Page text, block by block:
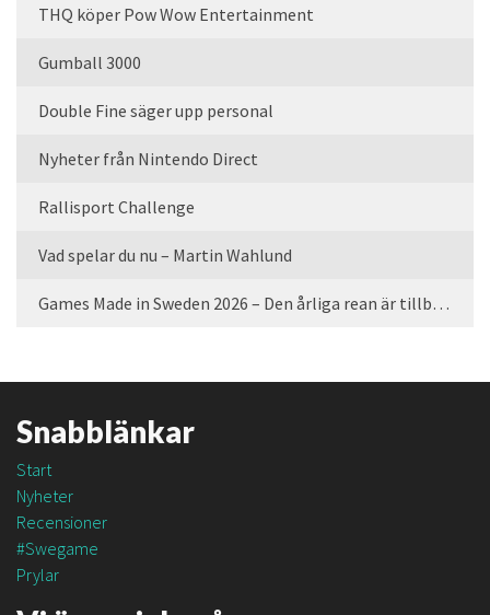
THQ köper Pow Wow Entertainment
Gumball 3000
Double Fine säger upp personal
Nyheter från Nintendo Direct
Rallisport Challenge
Vad spelar du nu – Martin Wahlund
Games Made in Sweden 2026 – Den årliga rean är tillbaka
Snabblänkar
Start
Nyheter
Recensioner
#Swegame
Prylar